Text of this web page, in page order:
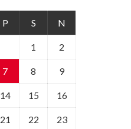
P S N
1 2
7 8 9
14 15 16
21 22 23